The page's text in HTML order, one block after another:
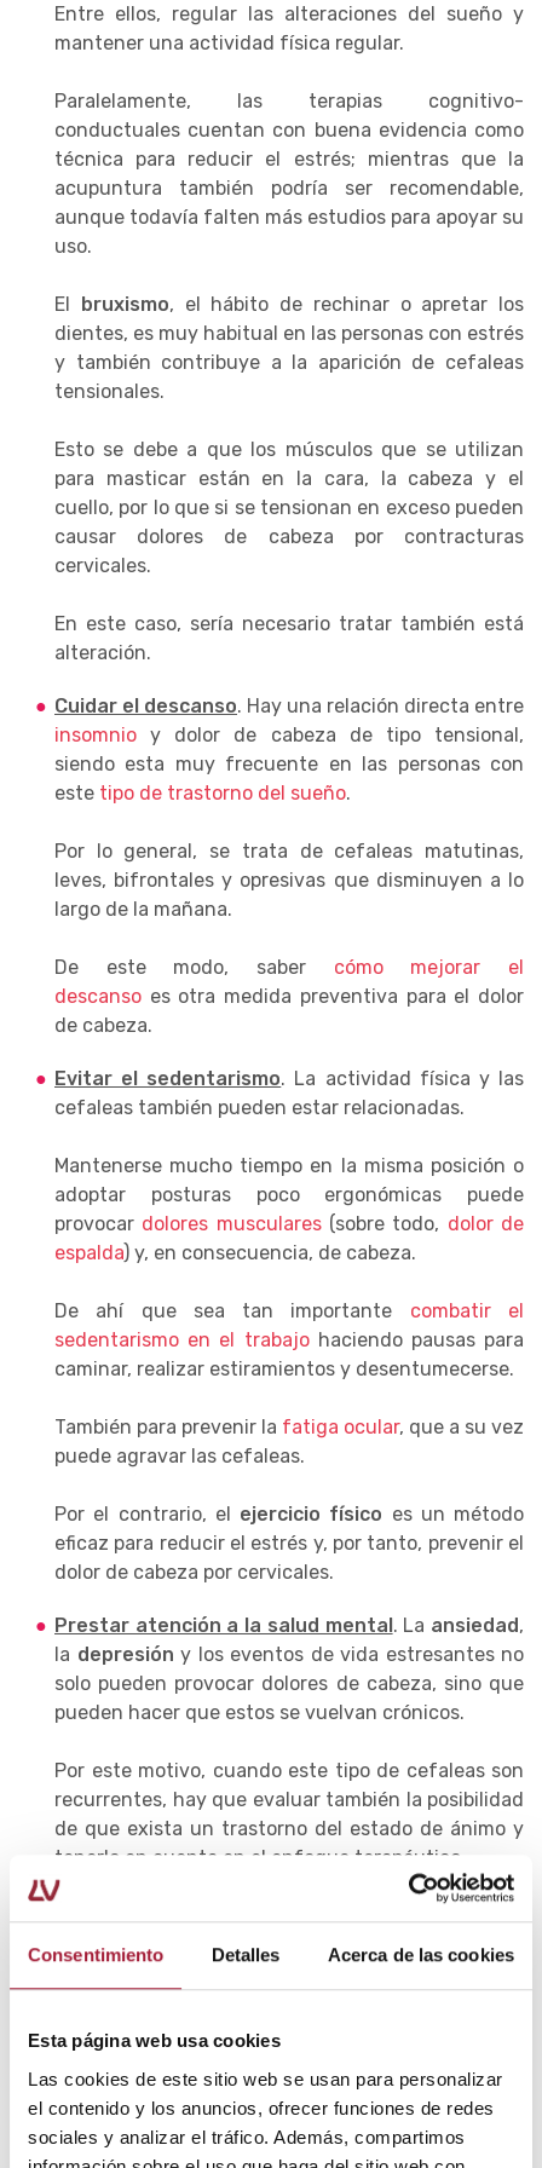
Consentimiento Detalles Acerca de las cookies
Esta página web usa cookies
Las cookies de este sitio web se usan para personalizar
el contenido y los anuncios, ofrecer funciones de redes
sociales y analizar el tráfico. Además, compartimos
Entre ellos, regular las alteraciones del sueño y
mantener una actividad física regular.
Paralelamente, las terapias cognitivo-
conductuales cuentan con buena evidencia como
técnica para reducir el estrés; mientras que la
acupuntura también podría ser recomendable,
aunque todavía falten más estudios para apoyar su
uso.
El bruxismo, el hábito de rechinar o apretar los
dientes, es muy habitual en las personas con estrés
y también contribuye a la aparición de cefaleas
tensionales.
Esto se debe a que los músculos que se utilizan
para masticar están en la cara, la cabeza y el
cuello, por lo que si se tensionan en exceso pueden
causar dolores de cabeza por contracturas
cervicales.
En este caso, sería necesario tratar también está
alteración.
Cuidar el descanso. Hay una relación directa entre
insomnio y dolor de cabeza de tipo tensional,
siendo esta muy frecuente en las personas con
este tipo de trastorno del sueño.
Por lo general, se trata de cefaleas matutinas,
leves, bifrontales y opresivas que disminuyen a lo
largo de la mañana.
De este modo, saber cómo mejorar el
descanso es otra medida preventiva para el dolor
de cabeza.
Evitar el sedentarismo. La actividad física y las
cefaleas también pueden estar relacionadas.
Mantenerse mucho tiempo en la misma posición o
adoptar posturas poco ergonómicas puede
provocar dolores musculares(sobre todo, dolor de
espalda) y, en consecuencia, de cabeza.
De ahí que sea tan importante combatir el
sedentarismo en el trabajohaciendo pausas para
caminar, realizar estiramientos y desentumecerse.
También para prevenir la fatiga ocular, que a su vez
puede agravar las cefaleas.
Por el contrario, el ejercicio físico es un método
eficaz para reducir el estrés y, por tanto, prevenir el
dolor de cabeza por cervicales.
Prestar atención a la salud mental. La ansiedad,
la depresión y los eventos de vida estresantes no
solo pueden provocar dolores de cabeza, sino que
pueden hacer que estos se vuelvan crónicos.
Por este motivo, cuando este tipo de cefaleas son
recurrentes, hay que evaluar también la posibilidad
de que exista un trastorno del estado de ánimo y
tenerlo en cuenta en el enfoque terapéutico.
. Realizar un
productos analgésicos, antiinflamatorios y/o
rubefacientes (que producen una sensación
reducir la tensión muscular en estas zonas y aliviar
los síntomas del dolor de cabeza por cervicales.
Estos medicamentos tópicos suelen incluir